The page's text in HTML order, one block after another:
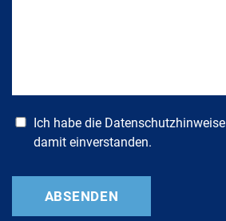
Ich habe die Datenschutzhinweise
damit einverstanden.